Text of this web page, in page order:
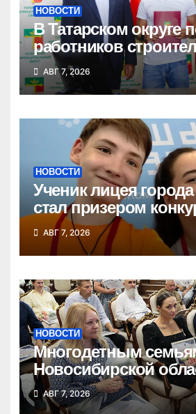
НОВОСТИ
В Татарском округе
работников
отрасли
АВГ 7, 2026
НОВОСТИ
Ученик лицея города
стал призером
«Большая перемена»
АВГ 7, 2026
НОВОСТИ
Многодетным
Новосибирской
вручены
приобретение
АВГ 7, 2026